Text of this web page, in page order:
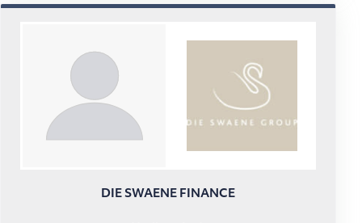
DIE SWAENE FINANCE